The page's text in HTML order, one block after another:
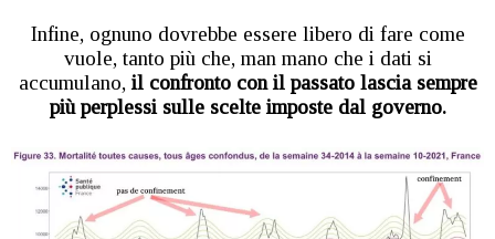
Infine, ognuno dovrebbe essere libero di fare come
vuole, tanto più che, man mano che i dati si
accumulano, il confronto con il passato lascia sempre
più perplessi sulle scelte imposte dal governo.